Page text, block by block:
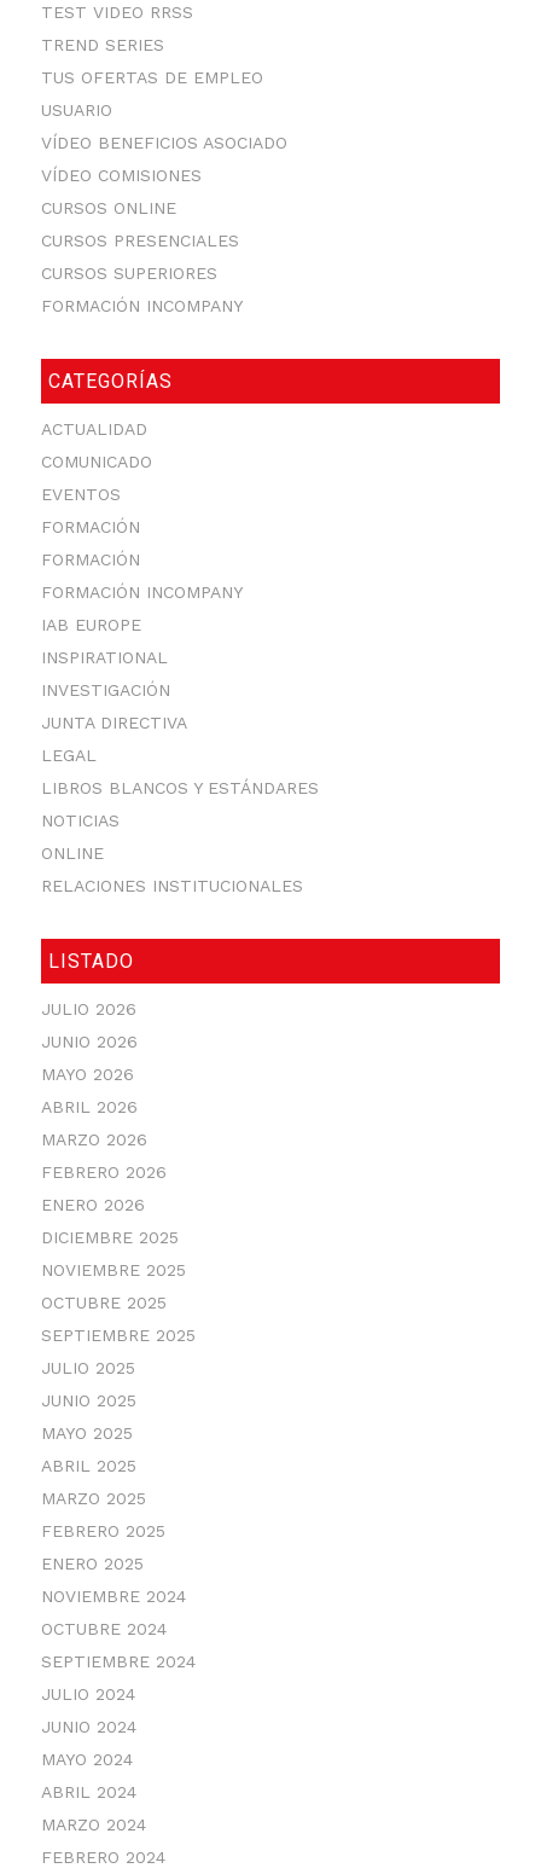
TEST VIDEO RRSS
TREND SERIES
TUS OFERTAS DE EMPLEO
USUARIO
VÍDEO BENEFICIOS ASOCIADO
VÍDEO COMISIONES
CURSOS ONLINE
CURSOS PRESENCIALES
CURSOS SUPERIORES
FORMACIÓN INCOMPANY
CATEGORÍAS
ACTUALIDAD
COMUNICADO
EVENTOS
FORMACIÓN
FORMACIÓN
FORMACIÓN INCOMPANY
IAB EUROPE
INSPIRATIONAL
INVESTIGACIÓN
JUNTA DIRECTIVA
LEGAL
LIBROS BLANCOS Y ESTÁNDARES
NOTICIAS
ONLINE
RELACIONES INSTITUCIONALES
LISTADO
JULIO 2026
JUNIO 2026
MAYO 2026
ABRIL 2026
MARZO 2026
FEBRERO 2026
ENERO 2026
DICIEMBRE 2025
NOVIEMBRE 2025
OCTUBRE 2025
SEPTIEMBRE 2025
JULIO 2025
JUNIO 2025
MAYO 2025
ABRIL 2025
MARZO 2025
FEBRERO 2025
ENERO 2025
NOVIEMBRE 2024
OCTUBRE 2024
SEPTIEMBRE 2024
JULIO 2024
JUNIO 2024
MAYO 2024
ABRIL 2024
MARZO 2024
FEBRERO 2024